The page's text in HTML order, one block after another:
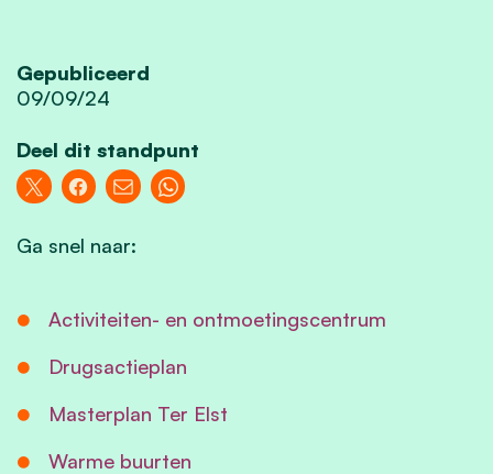
Gepubliceerd
09/09/24
Deel dit standpunt
Ga snel naar:
Activiteiten- en ontmoetingscentrum
Drugsactieplan
Masterplan Ter Elst
Warme buurten